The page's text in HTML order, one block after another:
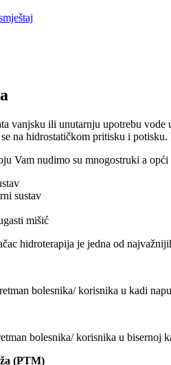
vanjsku ili unutarnju upotrebu
na hidrostatičkom pritisku i
Vam nudimo su mnogostruki a opći
sustav
mišić
hidroterapija je jedna od
bolesnika/ korisnika u kadi
bolesnika/ korisnika u bisernoj
(PTM)